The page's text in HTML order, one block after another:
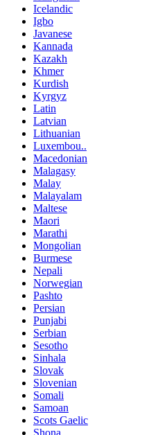
Icelandic
Igbo
Javanese
Kannada
Kazakh
Khmer
Kurdish
Kyrgyz
Latin
Latvian
Lithuanian
Luxembou..
Macedonian
Malagasy
Malay
Malayalam
Maltese
Maori
Marathi
Mongolian
Burmese
Nepali
Norwegian
Pashto
Persian
Punjabi
Serbian
Sesotho
Sinhala
Slovak
Slovenian
Somali
Samoan
Scots Gaelic
Shona